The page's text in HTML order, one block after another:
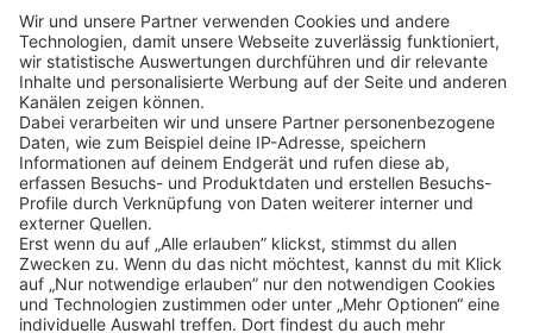
Schnellzugriff
ZAHLUNGSMETHODEN
SOCIAL
NEWSLETTER
BESUCHEN SIE UNS